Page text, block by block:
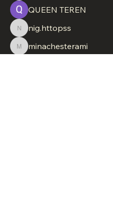
QUEEN TEREN
nig.httopss
nig.httopss
minachesterami
minachesterami